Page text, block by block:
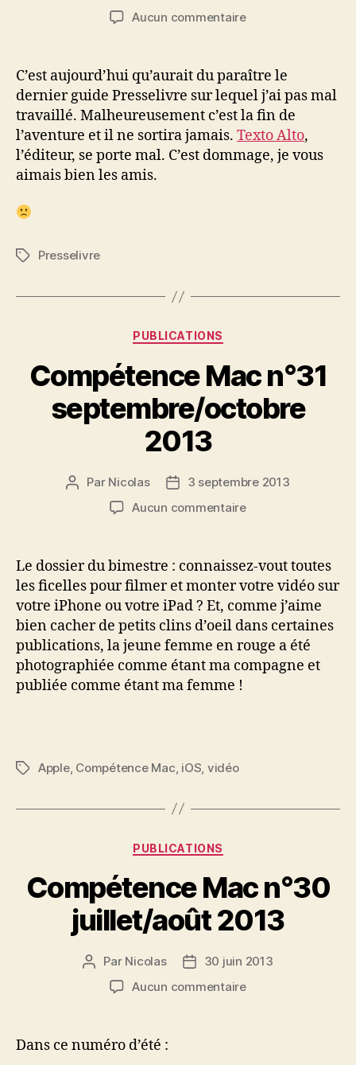
l’article
Aucun commentairesur
C’est aujourd’hui qu’aurait du paraître le
dernier guide Presselivre sur lequel j’ai pas mal
travaillé. Malheureusement c’est la fin de
l’aventure et il ne sortira jamais. Texto Alto,
l’éditeur, se porte mal. C’est dommage, je vous
aimais bien les amis.
Étiquettes
Presselivre
Catégories
PUBLICATIONS
Compétence Mac n°31
septembre/octobre
2013
Auteur
Par Nicolas
Date3 septembre 2013
Aucun commentairesur
n°31
septembre/octobre
2013
Le dossier du bimestre : connaissez-vout toutes
les ficelles pour filmer et monter votre vidéo sur
votre iPhone ou votre iPad ? Et, comme j’aime
bien cacher de petits clins d’oeil dans certaines
publications, la jeune femme en rouge a été
photographiée comme étant ma compagne et
publiée comme étant ma femme !
Étiquettes
Apple, Compétence Mac, iOS, vidéo
Catégories
PUBLICATIONS
Compétence Mac n°30
juillet/août 2013
Auteur
l’article
Par Nicolas
Date30 juin 2013
Aucun commentairesur
Dans ce numéro d’été :